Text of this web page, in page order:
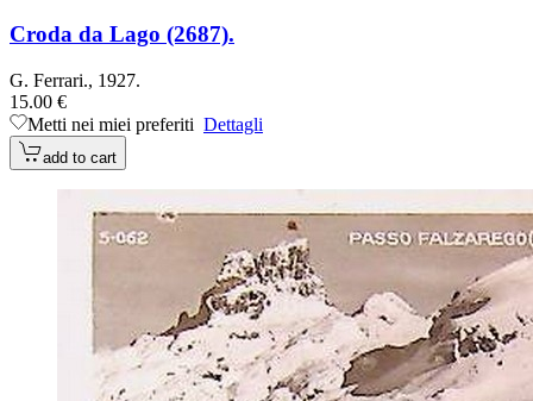
Croda da Lago (2687).
G. Ferrari., 1927.
15.00 €
Metti nei miei preferiti Dettagli
add to cart